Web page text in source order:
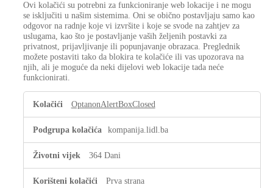
Ovi kolačići su potrebni za funkcioniranje web lokacije i ne mogu
se isključiti u našim sistemima. Oni se obično postavljaju samo kao
odgovor na radnje koje vi izvršite i koje se svode na zahtjev za
uslugama, kao što je postavljanje vaših željenih postavki za
privatnost, prijavljivanje ili popunjavanje obrazaca. Preglednik
možete postaviti tako da blokira te kolačiće ili vas upozorava na
njih, ali je moguće da neki dijelovi web lokacije tada neće
funkcionirati.
Isključivo
neophodni
kolačići
OptanonAlertBoxClosed
kompanija.lidl.ba
364 Dani
Prva strana